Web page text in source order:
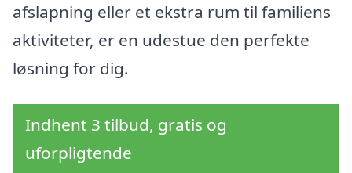
afslapning eller et ekstra rum til familiens
aktiviteter, er en udestue den perfekte
løsning for dig.
Indhent 3 tilbud, gratis og
uforpligtende